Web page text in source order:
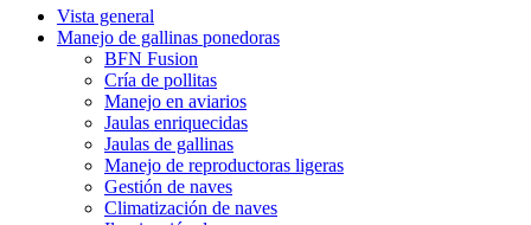
Vista general
Manejo de gallinas ponedoras
BFN Fusion
Cría de pollitas
Manejo en aviarios
Jaulas enriquecidas
Jaulas de gallinas
Manejo de reproductoras ligeras
Gestión de naves
Climatización de naves